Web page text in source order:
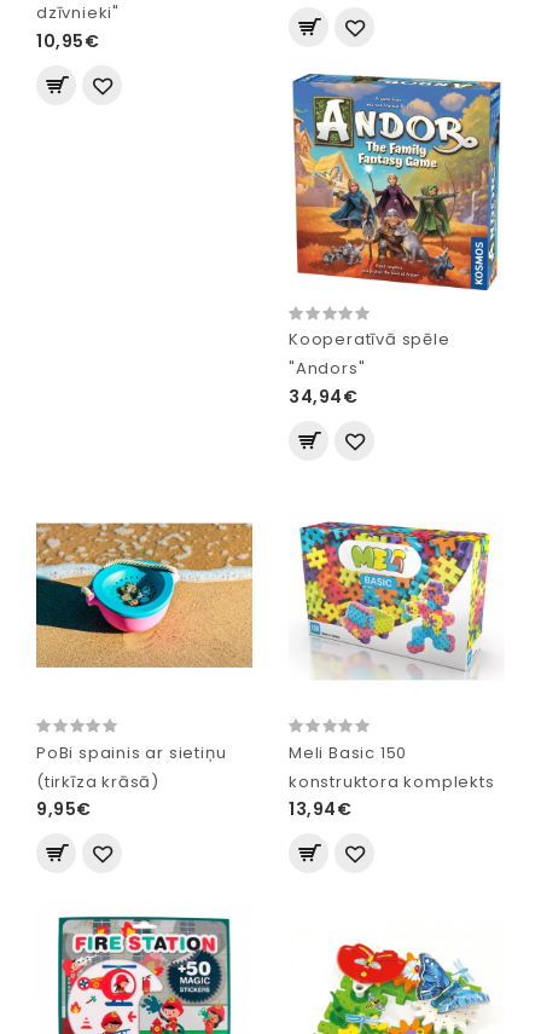
dzīvnieki"
10,95€
Kooperatīvā spēle
"Andors"
34,94€
PoBi spainis ar sietiņu
(tirkīza krāsā)
9,95€
Meli Basic 150
konstruktora komplekts
13,94€